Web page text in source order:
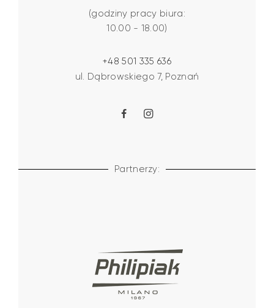
(godziny pracy biura:
10.00 - 18.00)
ul. Dąbrowskiego 7, Poznań
+48 501 335 636
Partnerzy: